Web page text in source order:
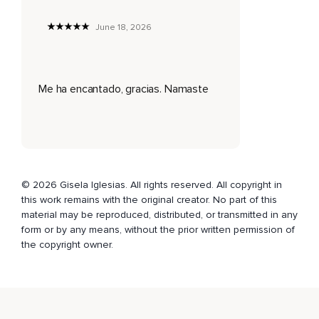
Sostén y exhala soltando cualquier pereza o residuo de la
Y exhala sonriéndole al día que tienes por delante.
Imagina ahora que el sol está comenzando a salir en el
Justo frente a ti.
June 18, 2026
Me ha encantado, gracias. Namaste
© 2026 Gisela Iglesias. All rights reserved. All copyright in
this work remains with the original creator. No part of this
material may be reproduced, distributed, or transmitted in any
form or by any means, without the prior written permission of
the copyright owner.